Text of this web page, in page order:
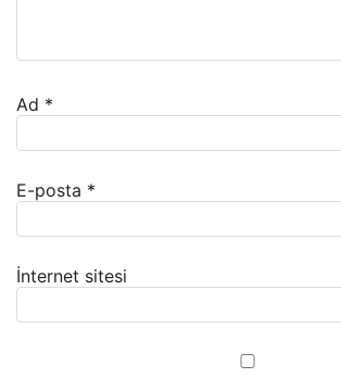
Ad *
E-posta *
İnternet sitesi